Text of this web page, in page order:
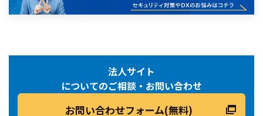
法人サイト
についてのご相談・お問い合わせ
お問い合わせフォーム(無料)